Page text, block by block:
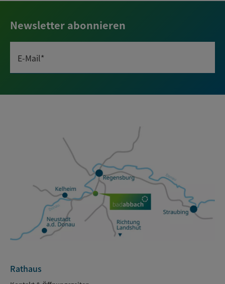
Newsletter abonnieren
E-Mail*
Rathaus